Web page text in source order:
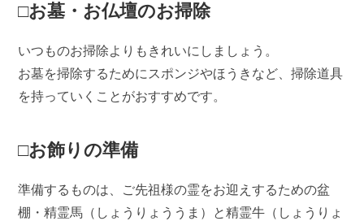
□お墓・お仏壇のお掃除
いつものお掃除よりもきれいにしましょう。
お墓を掃除するためにスポンジやほうきなど、掃除道具
を持っていくことがおすすめです。
□お飾りの準備
準備するものは、ご先祖様の霊をお迎えするための盆
棚・精霊馬（しょうりょううま）と精霊牛（しょうりょ